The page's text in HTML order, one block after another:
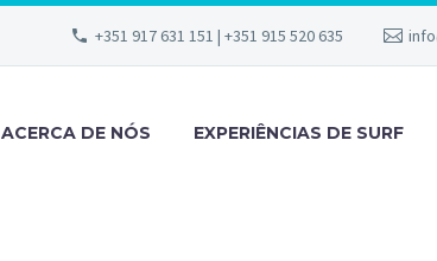
+351 917 631 151 | +351 915 520 635
ACERCA DE NÓS EXPERIÊNCIAS DE SURF